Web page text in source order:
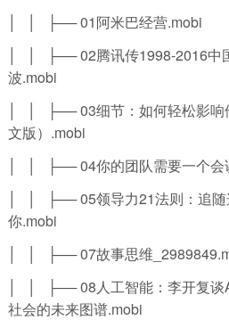
│ │ ├── 01阿米巴经营.mobi
│ │ ├── 02腾讯传1998-2016中
波.mobi
│ │ ├── 03细节：如何轻松影响
文版）.mobi
│ │ ├── 04你的团队需要一个会
│ │ ├── 05领导力21法则：追随
你.mobi
│ │ ├── 07故事思维
│ │ ├── 08人工智能：李开复谈
社会的未来图谱.mobi